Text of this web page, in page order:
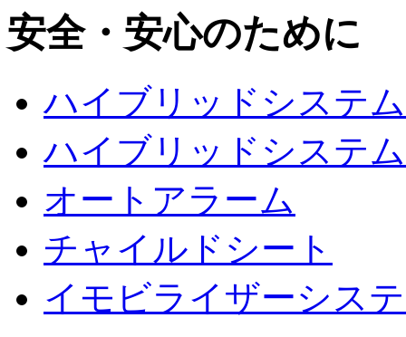
安全・安心のために
ハイブリッドシステ
ハイブリッドシステ
オートアラーム
チャイルドシート
イモビライザーシス